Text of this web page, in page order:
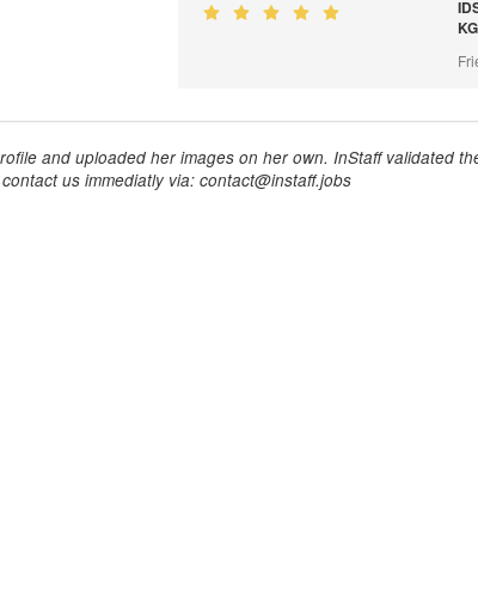
KG
and uploaded her images on her own. InStaff validated
us immediatly via: contact@instaff.jobs